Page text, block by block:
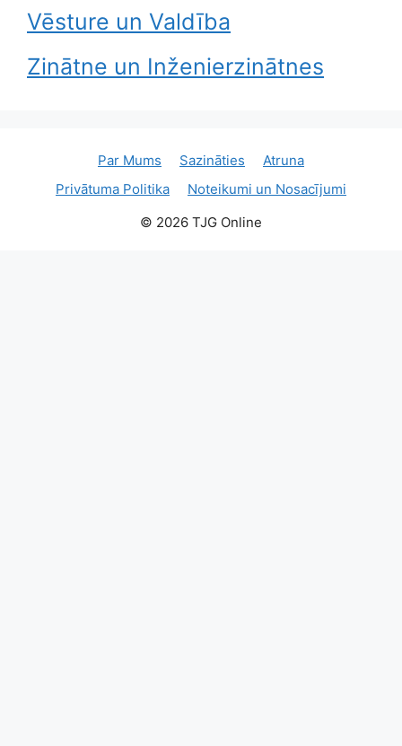
Vēsture un Valdība
Zinātne un Inženierzinātnes
Par Mums Sazināties
Atruna
Privātuma Politika
Noteikumi un Nosacījumi
© 2026 TJG Online